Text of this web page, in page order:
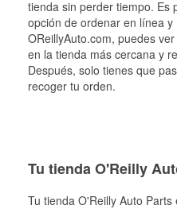
tienda sin perder tiempo. Es
opción de ordenar en línea
OReillyAuto.com, puedes
en la tienda más cercana y
Después, solo tienes que
recoger tu orden.
Tu tienda O'Reilly
Tu tienda O'Reilly Auto Parts